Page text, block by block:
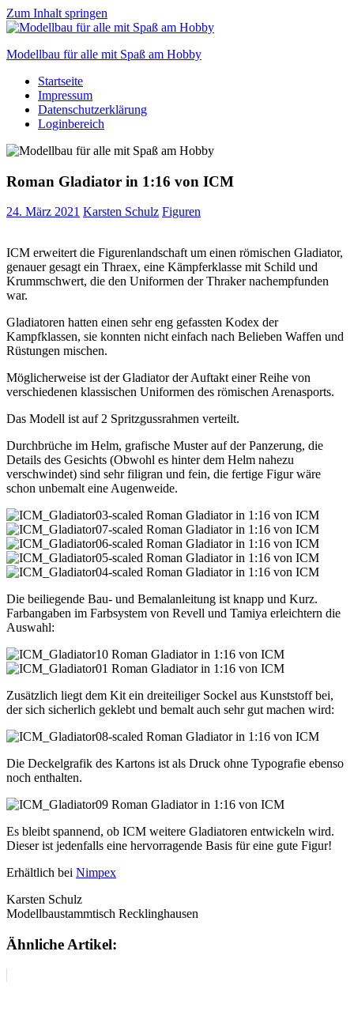
Zum Inhalt springen
Modellbau für alle mit Spaß am Hobby
Scale
modelling
to
Startseite
Impressum
Datenschutzerklärung
Loginbereich
Roman Gladiator in 1:16 von ICM
24. März 2021 Karsten Schulz Figuren
ICM erweitert die Figurenlandschaft um einen römischen Gladiator,
genauer gesagt ein Thraex, eine Kämpferklasse mit Schild und
Krummschwert, die den Uniformen der Thraker nachempfunden
war.
Gladiatoren hatten einen sehr eng gefassten Kodex der
Kampfklassen, sie konnten nicht einfach nach Belieben Waffen und
Rüstungen mischen.
Möglicherweise ist der Gladiator der Auftakt einer Reihe von
verschiedenen klassischen Uniformen des römischen Arenasports.
Das Modell ist auf 2 Spritzgussrahmen verteilt.
Durchbrüche im Helm, grafische Muster auf der Panzerung, die
Details des Gesichts (Obwohl es hinter dem Helm nahezu
verschwindet) sind sehr filigran und fein, die fertige Figur wäre
schon unbemalt eine Augenweide.
Die beiliegende Bau- und Bemalanleitung ist knapp und Kurz.
Farbangaben im Farbsystem von Revell und Tamiya erleichtern die
Auswahl:
Zusätzlich liegt dem Kit ein dreiteiliger Sockel aus Kunststoff bei,
der sich sicherlich geklebt und bemalt auch sehr gut machen wird:
Die Deckelgrafik des Kartons ist als Druck ohne Typografie ebenso
noch enthalten.
Es bleibt spannend, ob ICM weitere Gladiatoren entwickeln wird.
Dieser ist jedenfalls eine hervorragende Basis für eine gute Figur!
Erhältlich bei Nimpex
Karsten Schulz
Modellbaustammtisch Recklinghausen
Ähnliche Artikel: